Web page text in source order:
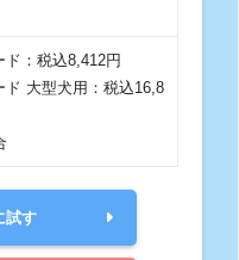
ド：税込8,412円
ド 大型犬用：税込16,8
試す